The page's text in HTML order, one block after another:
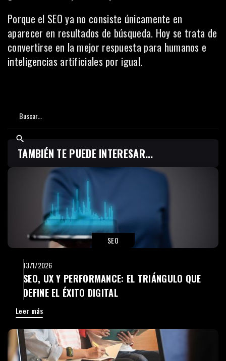
Porque el SEO ya no consiste únicamente en
aparecer en resultados de búsqueda. Hoy se trata de
convertirse en la mejor respuesta para humanos e
inteligencias artificiales por igual.
TAMBIÉN TE PUEDE INTERESAR...
SEO
13/1/2026
SEO, UX Y PERFORMANCE: EL TRIÁNGULO QUE
DEFINE EL ÉXITO DIGITAL
Leer más